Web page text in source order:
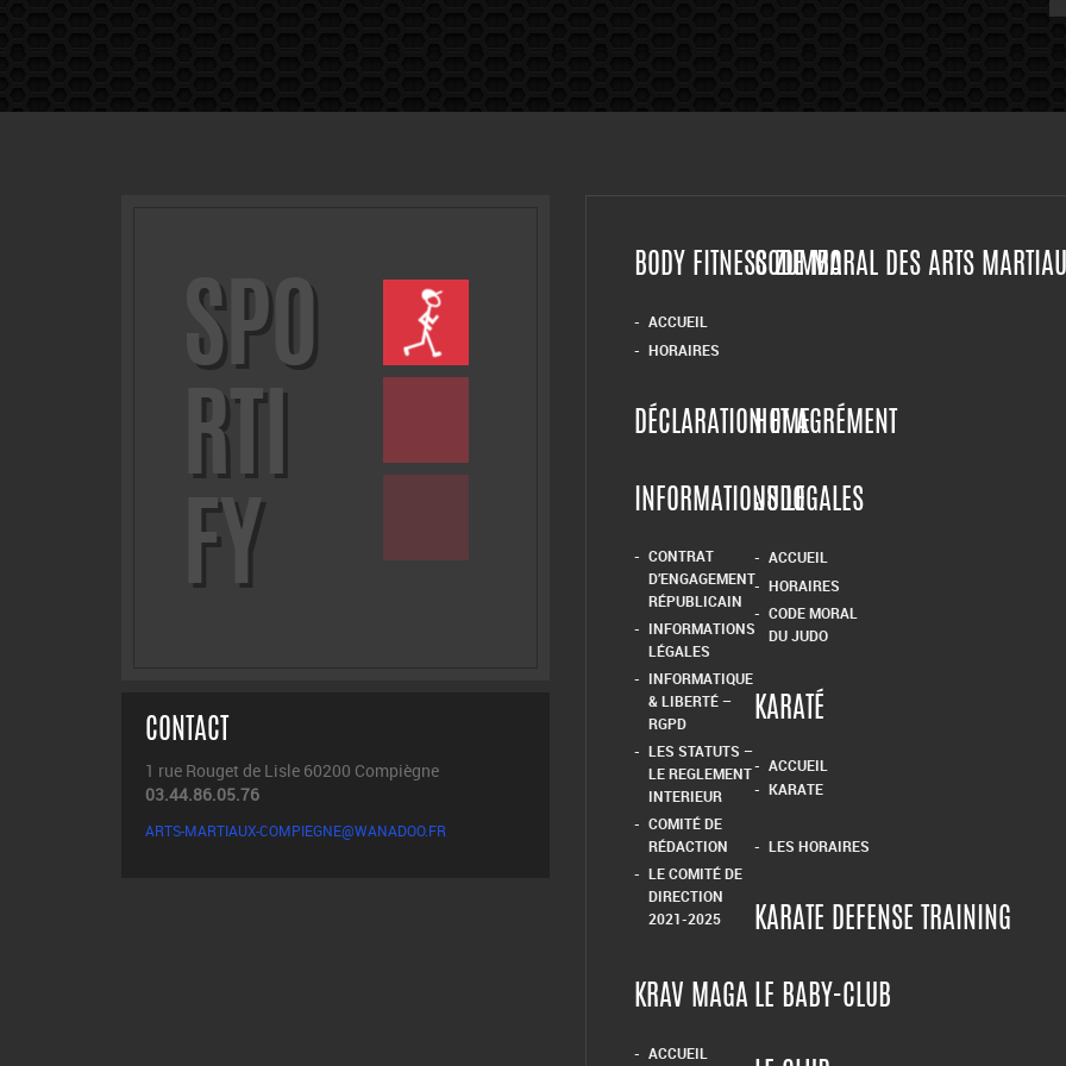
SPO
RTI
FY
CONTACT
1 rue Rouget de Lisle 60200 Compiègne
03.44.86.05.76
ARTS-MARTIAUX-COMPIEGNE@WANADOO.FR
BODY FITNESS ZUMBA
ACCUEIL
HORAIRES
CODE MORAL DES ARTS
DÉCLARATION ET AGRÉMENT
HOME
INFORMATIONS LEGALES
CONTRAT
D’ENGAGEMENT
RÉPUBLICAIN
INFORMATIONS
LÉGALES
INFORMATIQUE
& LIBERTÉ –
RGPD
LES STATUTS –
LE REGLEMENT
INTERIEUR
COMITÉ DE
RÉDACTION
LE COMITÉ DE
DIRECTION
2021-2025
JUDO
ACCUEIL
HORAIRES
CODE MORAL
DU JUDO
KARATÉ
ACCUEIL
KARATE
LES HORAIRES
KARATE DEFENSE TRAINING
KRAV MAGA
ACCUEIL
LE BABY-CLUB